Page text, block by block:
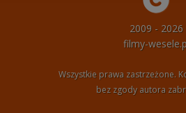
2009 - 2026
filmy-
Wszystkie prawa zastrzeżone.
bez zgody autora